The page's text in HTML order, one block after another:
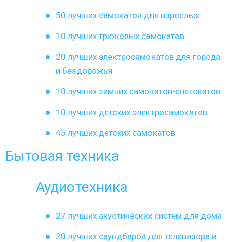
50 лучших самокатов для взрослых
10 лучших трюковых самокатов
20 лучших электросамокатов для города
и бездорожья
10 лучших зимних самокатов-снегокатов
10 лучших детских электросамокатов
45 лучших детских самокатов
Бытовая техника
Аудиотехника
27 лучших акустических систем для дома
20 лучших саундбаров для телевизора и